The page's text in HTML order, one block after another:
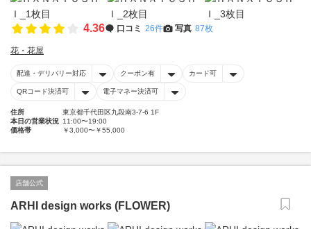
4.36 口コミ 26件 写真 87枚
花・花屋
配達・デリバリー対応 クーポン有 カード可
QRコード決済可 電子マネー決済可
住所
東京都千代田区九段南3-7-6 1F
本日の営業状況 11:00〜19:00
価格帯
￥3,000〜￥55,000
店舗公式
ARHI design works (FLOWER)